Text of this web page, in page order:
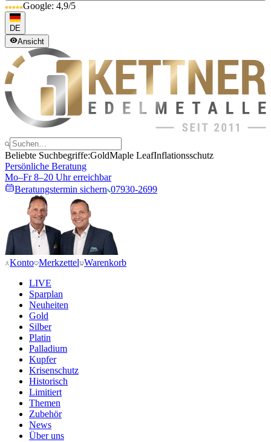
Google: 4,9/5
DE
Ansicht
Beliebte Suchbegriffe:GoldMaple LeafInflationsschutz
Persönliche Beratung
Mo–Fr 8–20 Uhr erreichbar
Beratungstermin sichern 07930-2699
Konto Merkzettel Warenkorb
LIVE
Sparplan
Neuheiten
Gold
Silber
Platin
Palladium
Kupfer
Krisenschutz
Historisch
Limitiert
Themen
Zubehör
News
Über uns